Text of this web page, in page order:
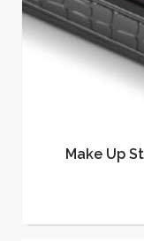
Make Up